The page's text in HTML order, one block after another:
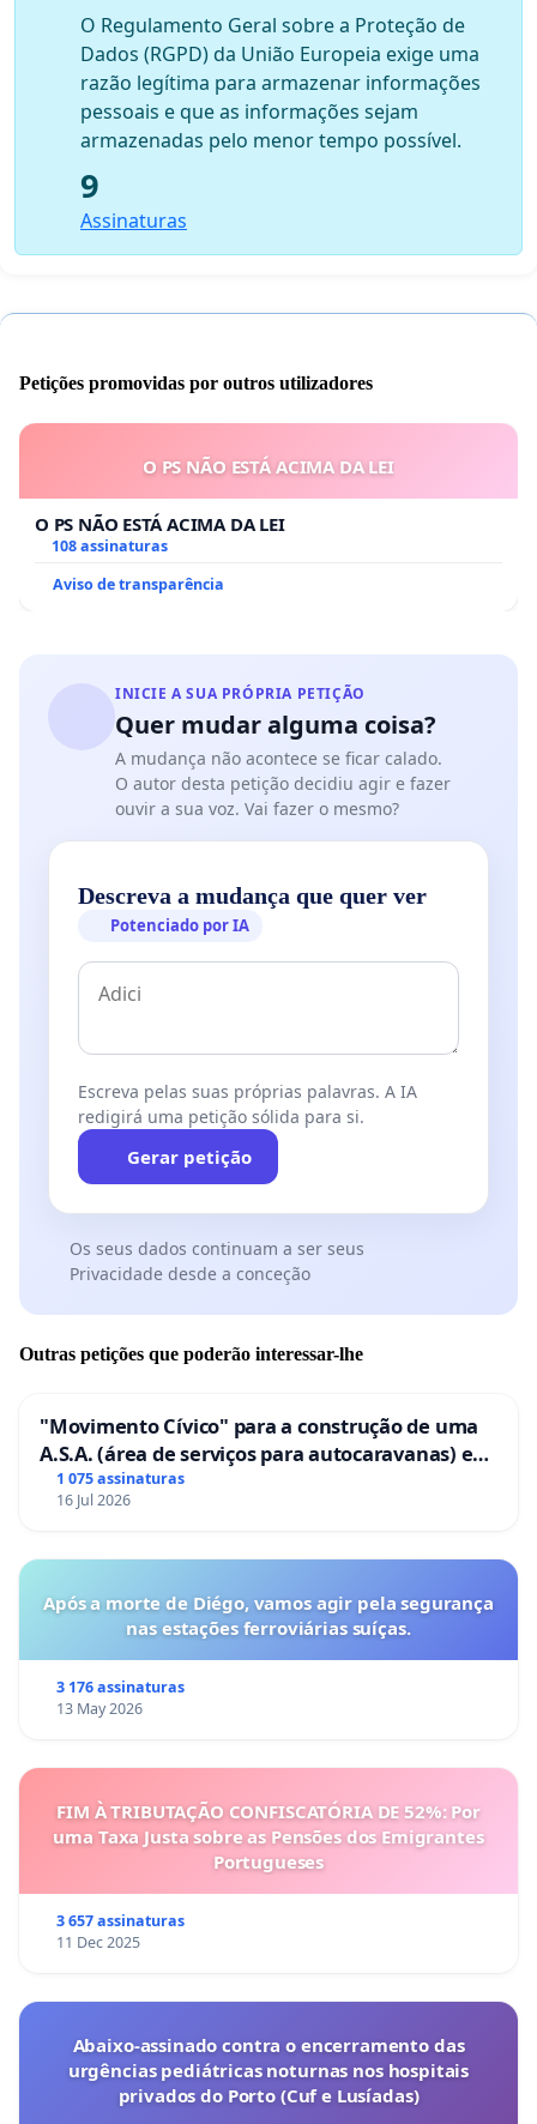
O Regulamento Geral sobre a Proteção de
Dados (RGPD) da União Europeia exige uma
razão legítima para armazenar informações
pessoais e que as informações sejam
armazenadas pelo menor tempo possível.
9
Assinaturas
Petições promovidas por outros utilizadores
O PS NÃO ESTÁ ACIMA DA LEI
O PS NÃO ESTÁ ACIMA DA LEI
108 assinaturas
Aviso de transparência
INICIE A SUA PRÓPRIA PETIÇÃO
Quer mudar alguma coisa?
A mudança não acontece se ficar calado.
O autor desta petição decidiu agir e fazer
ouvir a sua voz. Vai fazer o mesmo?
Descreva a mudança que quer ver
Potenciado por IA
Escreva pelas suas próprias palavras. A IA
redigirá uma petição sólida para si.
Gerar petição
Os seus dados continuam a ser seus
Privacidade desde a conceção
Outras petições que poderão interessar-lhe
"Movimento Cívico" para a construção de uma
A.S.A. (área de serviços para autocaravanas) em
Coimbra
1 075 assinaturas
16 Jul 2026
Após a morte de Diégo, vamos agir pela segurança
nas estações ferroviárias suíças.
3 176 assinaturas
13 May 2026
FIM À TRIBUTAÇÃO CONFISCATÓRIA DE 52%: Por
uma Taxa Justa sobre as Pensões dos Emigrantes
Portugueses
3 657 assinaturas
11 Dec 2025
Abaixo-assinado contra o encerramento das
urgências pediátricas noturnas nos hospitais
privados do Porto (Cuf e Lusíadas)